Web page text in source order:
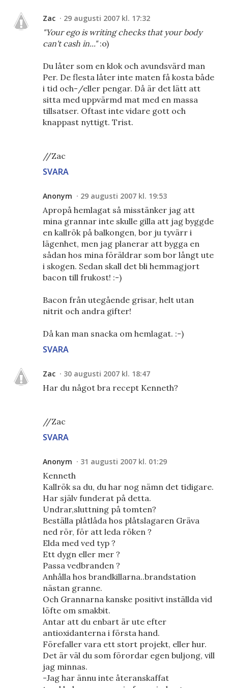
Zac 29 augusti 2007 kl. 17:32
"Your ego is writing checks that your body
can't cash in...":o)
Du låter som en klok och avundsvärd man
Per. De flesta låter inte maten få kosta både
i tid och-/eller pengar. Då är det lätt att
sitta med uppvärmd mat med en massa
tillsatser. Oftast inte vidare gott och
knappast nyttigt. Trist.
//Zac
SVARA
Anonym 29 augusti 2007 kl. 19:53
Apropå hemlagat så misstänker jag att
mina grannar inte skulle gilla att jag byggde
en kallrök på balkongen, bor ju tyvärr i
lägenhet, men jag planerar att bygga en
sådan hos mina föräldrar som bor långt ute
i skogen. Sedan skall det bli hemmagjort
bacon till frukost! :-)
Bacon från utegående grisar, helt utan
nitrit och andra gifter!
Då kan man snacka om hemlagat. :-)
SVARA
Zac 30 augusti 2007 kl. 18:47
Har du något bra recept Kenneth?
//Zac
SVARA
Anonym 31 augusti 2007 kl. 01:29
Kenneth
Kallrök sa du, du har nog nämn det tidigare.
Har själv funderat på detta.
Undrar,sluttning på tomten?
Beställa plåtlåda hos plåtslagaren Gräva
ned rör, för att leda röken ?
Elda med ved typ ?
Ett dygn eller mer ?
Passa vedbranden ?
Anhålla hos brandkillarna..brandstation
nästan granne.
Och Grannarna kanske positivt inställda vid
löfte om smakbit.
Antar att du enbart är ute efter
antioxidanterna i första hand.
Förefaller vara ett stort projekt, eller hur.
Det är väl du som förordar egen buljong, vill
jag minnas.
-Jag har ännu inte återanskaffat